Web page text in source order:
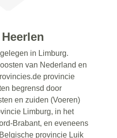
in Limburg.
van Nederland en
provincie
begrensd door
en zuiden (Voeren)
Limburg, in het
Brabant, en eveneens
provincie Luik